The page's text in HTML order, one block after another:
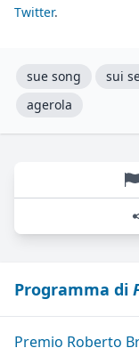
Twitter.
sue song sui
agerola
Programma di
Premio Roberto